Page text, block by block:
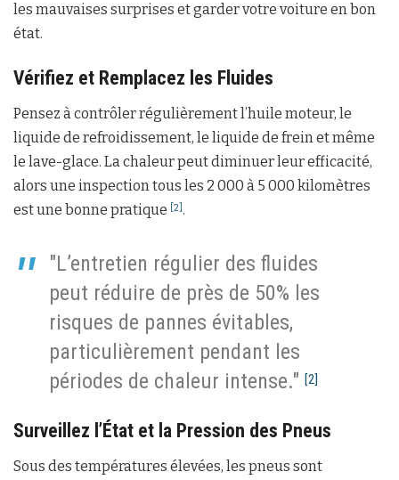
les mauvaises surprises et garder votre voiture en bon
état.
Vérifiez et Remplacez les Fluides
Pensez à contrôler régulièrement l’huile moteur, le
liquide de refroidissement, le liquide de frein et même
le lave-glace. La chaleur peut diminuer leur efficacité,
alors une inspection tous les 2 000 à 5 000 kilomètres
est une bonne pratique
[2] .
"L’entretien régulier des fluides
peut réduire de près de 50% les
risques de pannes évitables,
particulièrement pendant les
périodes de chaleur intense." [2]
Surveillez l’État et la Pression des Pneus
Sous des températures élevées, les pneus sont